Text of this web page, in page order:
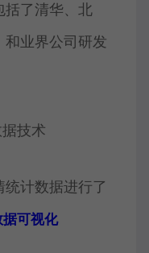
括了清华、北
和业界公司研发
计数据进行了
可视化